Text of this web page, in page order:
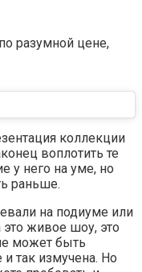
разумной цене,
коллекции
воплотить те
у него на уме, но
раньше.
на подиуме или
это живое шоу, это
может быть
так измучена. Но